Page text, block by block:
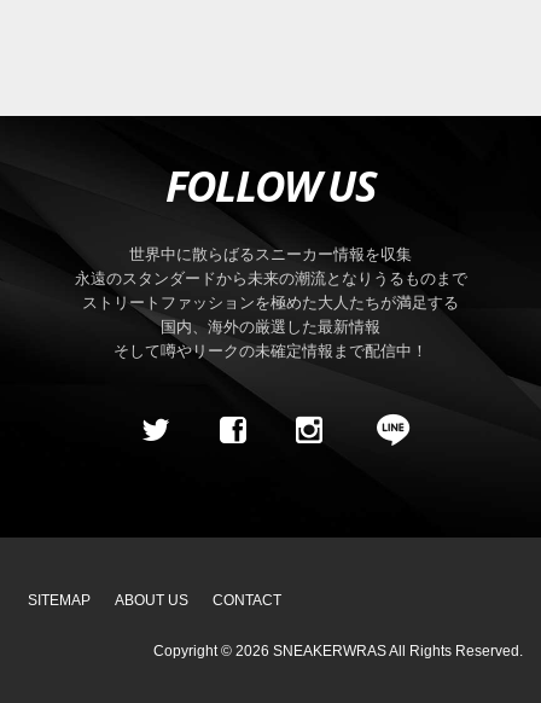
FOLLOW US
世界中に散らばるスニーカー情報を収集
永遠のスタンダードから未来の潮流となりうるものまで
ストリートファッションを極めた大人たちが満足する
国内、海外の厳選した最新情報
そして噂やリークの未確定情報まで配信中！
SITEMAP ABOUT US CONTACT
Copyright © 2026 SNEAKERWRASAll Rights Reserved.